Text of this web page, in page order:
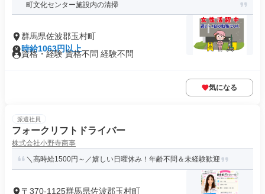
町文化センター施設内の清掃
群馬県佐波郡玉村町
時給1063円以上
資格・経験 資格不問 経験不問
気になる
派遣社員
フォークリフトドライバー
株式会社小野寺商事
＼高時給1500円～／嬉しい日曜休み！年齢不問＆未経験歓迎
〒370-1125群馬県佐波郡玉村町